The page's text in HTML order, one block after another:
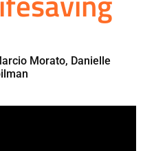
Morato, Danielle